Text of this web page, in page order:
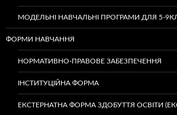
МОДЕЛЬНІ НАВЧАЛЬНІ ПРОГРАМИ ДЛЯ 5-
ФОРМИ НАВЧАННЯ
НОРМАТИВНО-ПРАВОВЕ ЗАБЕЗПЕЧЕННЯ
ІНСТИТУЦІЙНА ФОРМА
ЕКСТЕРНАТНА ФОРМА ЗДОБУТТЯ ОСВІТИ